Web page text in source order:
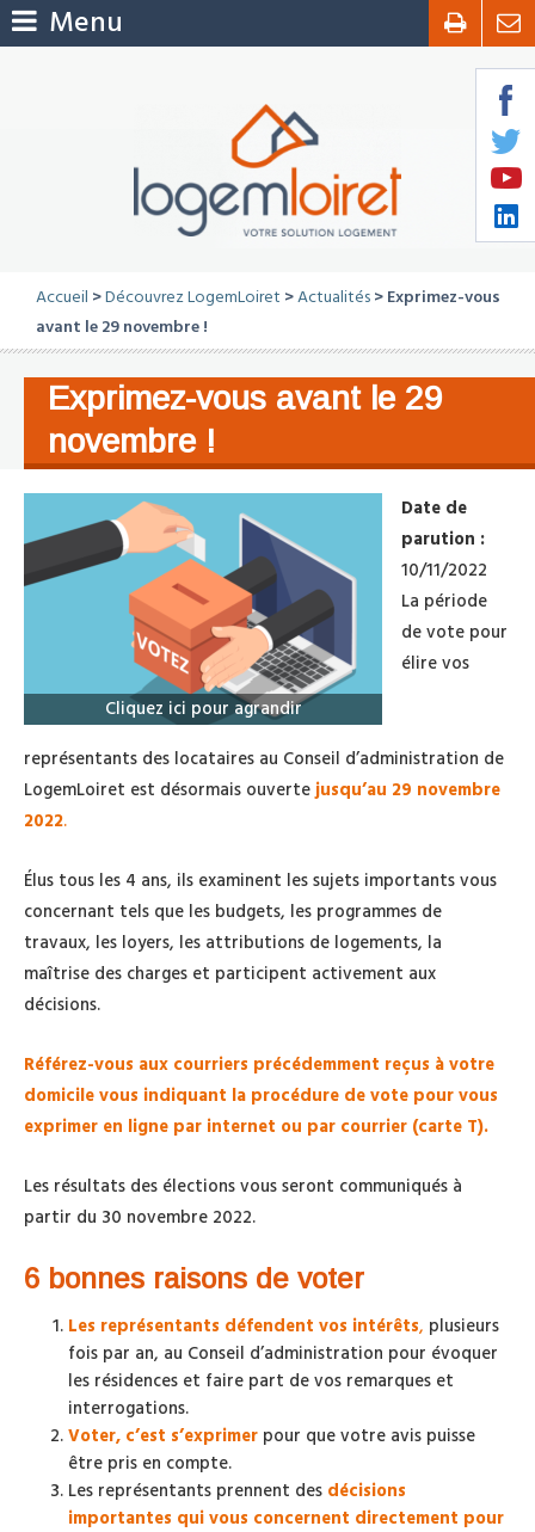
Menu
Accueil >Découvrez LogemLoiret >Actualités > Exprimez-vous
avant le 29 novembre !
Exprimez-vous avant le 29
novembre !
Cliquez ici pour agrandir
Date de
parution :
10/11/2022
La période
de vote pour
élire vos
représentants des locataires au Conseil d’administration de
LogemLoiret est désormais ouvertejusqu’au 29 novembre
2022.
Élus tous les 4 ans, ils examinent les sujets importants vous
concernant tels que les budgets, les programmes de
travaux, les loyers, les attributions de logements, la
maîtrise des charges et participent activement aux
décisions.
Référez-vous aux courriers précédemment reçus à votre
domicile vous indiquant la procédure de vote pour vous
exprimer en ligne par internet ou par courrier (carte T).
Les résultats des élections vous seront communiqués à
partir du 30 novembre 2022.
6 bonnes raisons de voter
Les représentants défendent vos intérêts, plusieurs
fois par an, au Conseil d’administration pour évoquer
les résidences et faire part de vos remarques et
interrogations.
Voter, c’est s’exprimerpour que votre avis puisse
être pris en compte.
Les représentants prennent des décisions
importantes qui vous concernent directement pour